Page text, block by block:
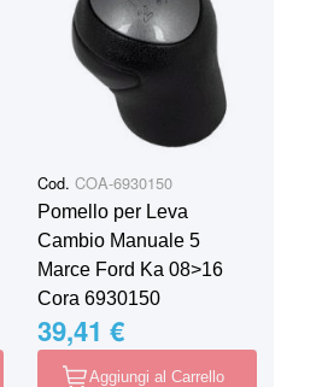
Cod. COA-6930150
Pomello per Leva
Cambio Manuale 5
Marce Ford Ka 08>16
Cora 6930150
39,41 €
Aggiungi al Carrello